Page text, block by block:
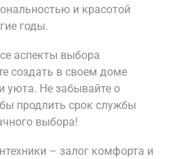
и красотой
годы.
аспекты выбора
создать в своем доме
уюта. Не забывайте о
продлить срок службы
выбора!
– залог комфорта и